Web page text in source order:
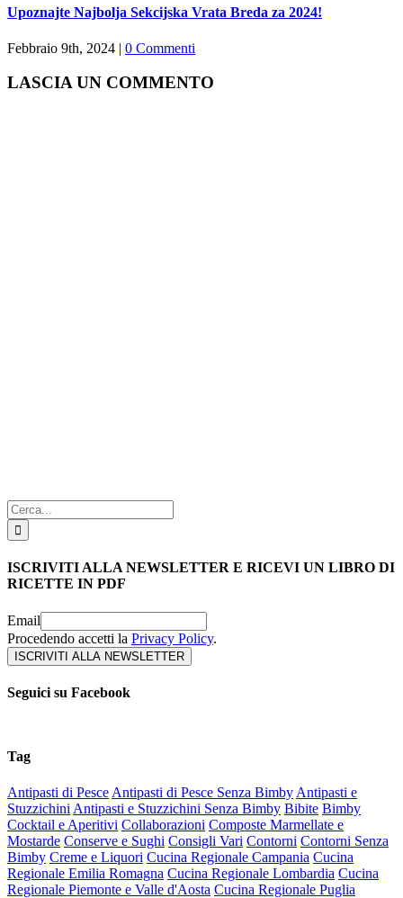
Upoznajte Najbolja Sekcijska Vrata Breda za 2024!
Febbraio 9th, 2024 | 0 Commenti
LASCIA UN COMMENTO
Cerca
per:
ISCRIVITI ALLA NEWSLETTER E RICEVI UN LIBRO DI
RICETTE IN PDF
Email
Procedendo accetti la Privacy Policy.
Seguici su Facebook
Tag
Antipasti di Pesce Antipasti di Pesce Senza Bimby Antipasti e
Stuzzichini Antipasti e Stuzzichini Senza Bimby Bibite Bimby
Cocktail e Aperitivi Collaborazioni Composte Marmellate e
Mostarde Conserve e Sughi Consigli Vari Contorni Contorni Senza
Bimby Creme e Liquori Cucina Regionale Campania Cucina
Regionale Emilia Romagna Cucina Regionale Lombardia Cucina
Regionale Piemonte e Valle d'Aosta Cucina Regionale Puglia